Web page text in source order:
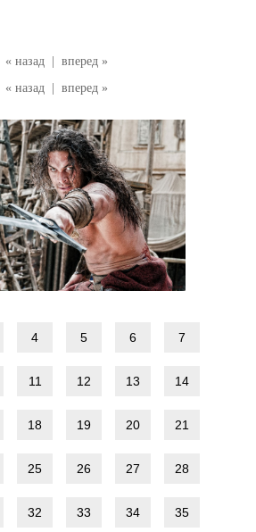
« назад
вперед »
« назад
вперед »
4 5 6 7
11 12 13 14
18 19 20 21
25 26 27 28
32 33 34 35